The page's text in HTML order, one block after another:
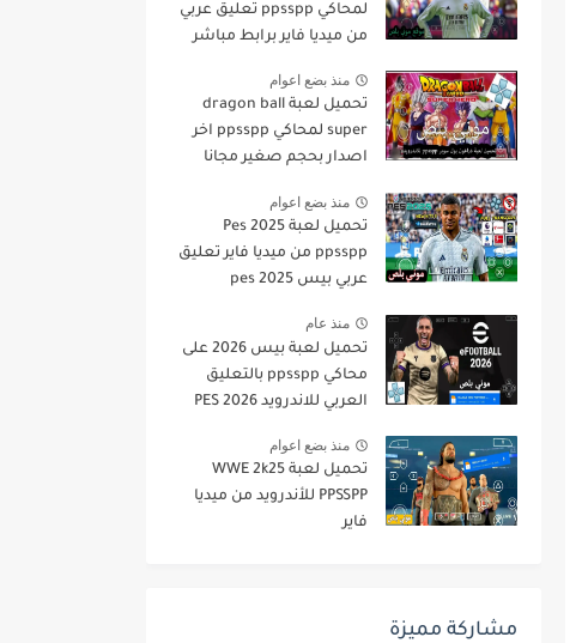
لمحاكي ppsspp تعليق عربي
من ميديا فاير برابط مباشر
ppsspp
منذ بضع اعوام
تحميل لعبة dragon ball
super لمحاكي ppsspp اخر
اصدار بحجم صغير مجانا
psp من ميديا فاير
منذ بضع اعوام
تحميل لعبة Pes 2025
ppsspp من ميديا فاير تعليق
عربي بيس pes 2025
منذ عام
تحميل لعبة بيس 2026 على
محاكي ppsspp بالتعليق
العربي للاندرويد PES 2026
صغير من ميديا فاير
منذ بضع اعوام
تحميل لعبة WWE 2k25
PPSSPP للأندرويد من ميديا
فاير
مشاركة مميزة